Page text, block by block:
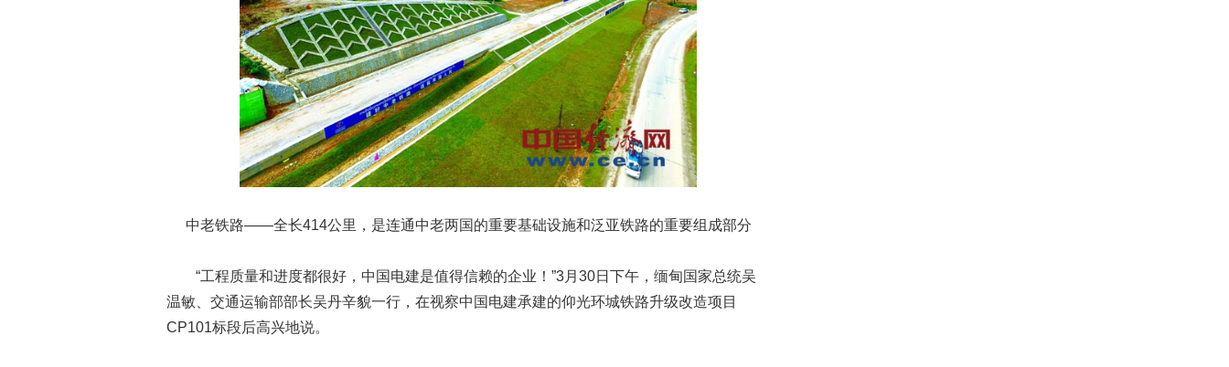
中老铁路——全长414公里，是连通中老两国的重要基础设施和泛亚铁路的重要组成部分
“工程质量和进度都很好，中国电建是值得信赖的企业！”3月30日下午，缅甸国家总统吴
温敏、交通运输部部长吴丹辛貌一行，在视察中国电建承建的仰光环城铁路升级改造项目
CP101标段后高兴地说。